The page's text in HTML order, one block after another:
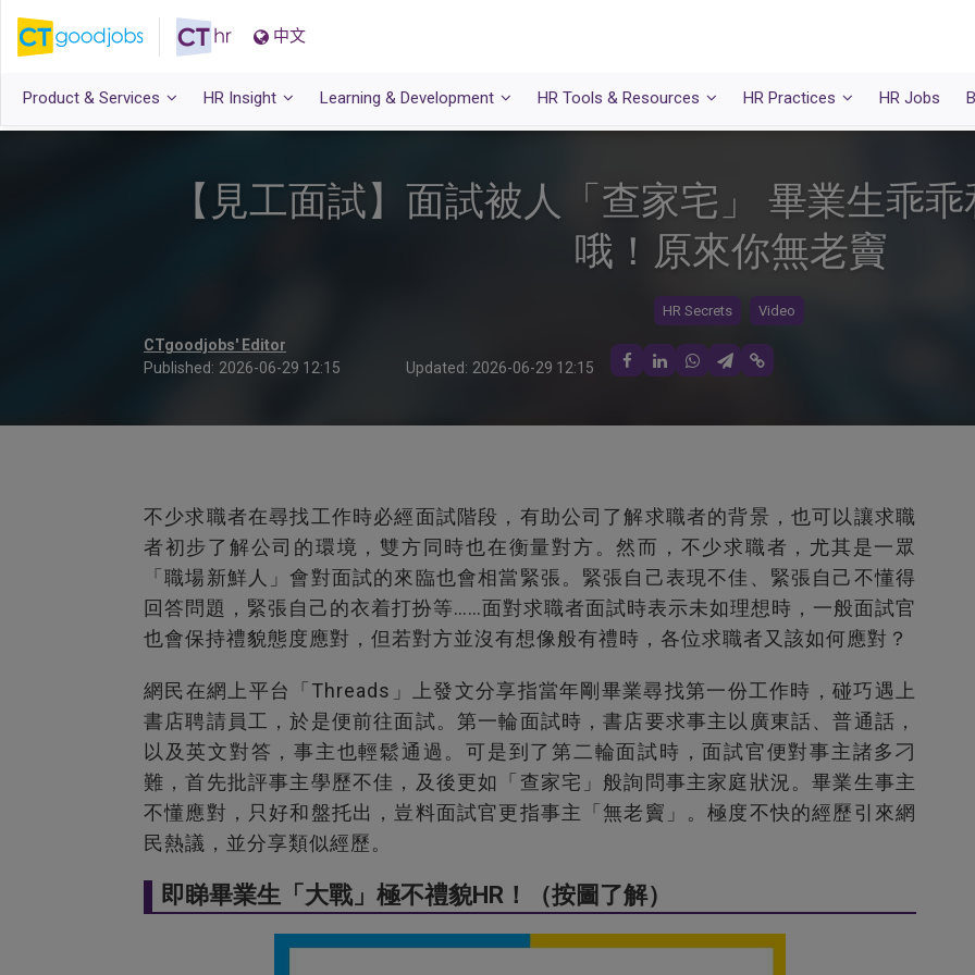
中文
Product & Services HR Insight Learning & Development HR Tools & Resources HR Practices HR Jobs
【見工面試】面試被人「查家宅」 畢業生乖乖
哦！原來你無老竇
HR Secrets Video
CTgoodjobs' Editor
Published: 2026-06-29 12:15 Updated: 2026-06-29 12:15
不少求職者在尋找工作時必經面試階段，有助公司了解求職者的背景，也可以讓求職
者初步了解公司的環境，雙方同時也在衡量對方。然而，不少求職者，尤其是一眾
「職場新鮮人」會對面試的來臨也會相當緊張。緊張自己表現不佳、緊張自己不懂得
回答問題，緊張自己的衣着打扮等……面對求職者面試時表示未如理想時，一般面試官
也會保持禮貌態度應對，但若對方並沒有想像般有禮時，各位求職者又該如何應對？
網民在網上平台「Threads」上發文分享指當年剛畢業尋找第一份工作時，碰巧遇上
書店聘請員工，於是便前往面試。第一輪面試時，書店要求事主以廣東話、普通話，
以及英文對答，事主也輕鬆通過。可是到了第二輪面試時，面試官便對事主諸多刁
難，首先批評事主學歷不佳，及後更如「查家宅」般詢問事主家庭狀況。畢業生事主
不懂應對，只好和盤托出，豈料面試官更指事主「無老竇」。極度不快的經歷引來網
民熱議，並分享類似經歷。
即睇畢業生「大戰」極不禮貌HR！（按圖了解）